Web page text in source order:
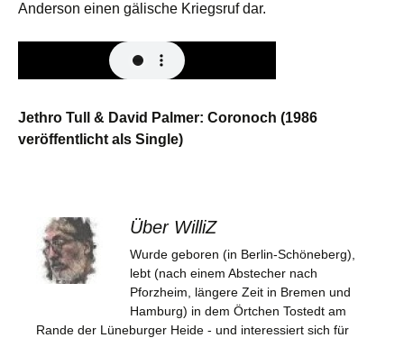
Anderson einen gälische Kriegsruf dar.
Jethro Tull & David Palmer: Coronoch (1986
veröffentlicht als Single)
Über WilliZ
Wurde geboren (in Berlin-Schöneberg),
lebt (nach einem Abstecher nach
Pforzheim, längere Zeit in Bremen und
Hamburg) in dem Örtchen Tostedt am
Rande der Lüneburger Heide - und interessiert sich für